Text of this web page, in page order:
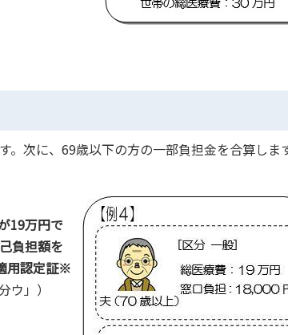
。次に、69歳以下の方の一部負担金を合算しま
19万円で
負担額を
用認定証※
ウ」）